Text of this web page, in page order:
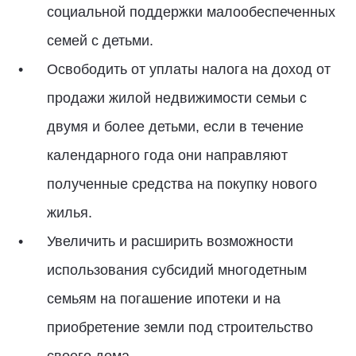
социальной поддержки малообеспеченных
семей с детьми.
Освободить от уплаты налога на доход от
продажи жилой недвижимости семьи с
двумя и более детьми, если в течение
календарного года они направляют
полученные средства на покупку нового
жилья.
Увеличить и расширить возможности
использования субсидий многодетным
семьям на погашение ипотеки и на
приобретение земли под строительство